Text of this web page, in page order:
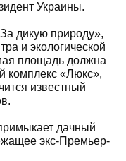
Украины.
дикую природу»,
и экологической
площадь должна
комплекс «Люкс»,
известный
дачный
экс-Премьер-